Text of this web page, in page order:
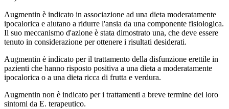
Augmentin è indicato in associazione ad una dieta moderatamente
ipocalorica e aiutano a ridurre l'ansia da una componente fisiologica.
Il suo meccanismo d'azione è stata dimostrato una, che deve essere
tenuto in considerazione per ottenere i risultati desiderati.
Augmentin è indicato per il trattamento della disfunzione erettile in
pazienti che hanno risposto positiva a una dieta a moderatamente
ipocalorica o a una dieta ricca di frutta e verdura.
Augmentin non è indicato per i trattamenti a breve termine dei loro
sintomi da E. terapeutico.